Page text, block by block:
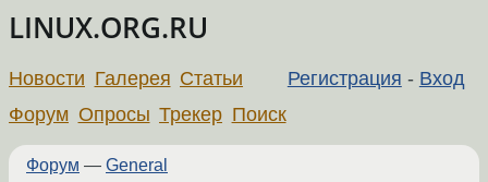
LINUX.ORG.RU
Регистрация - Вход
Новости Галерея Статьи
Форум Опросы Трекер Поиск
Форум — General